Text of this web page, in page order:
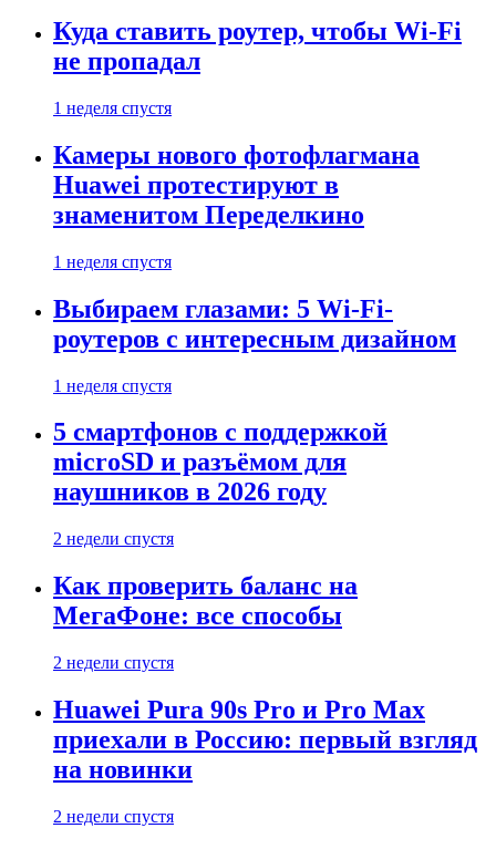
Куда ставить роутер, чтобы Wi-Fi
не пропадал
1 неделя спустя
Камеры нового фотофлагмана
Huawei протестируют в
знаменитом Переделкино
1 неделя спустя
Выбираем глазами: 5 Wi-Fi-
роутеров с интересным дизайном
1 неделя спустя
5 смартфонов с поддержкой
microSD и разъёмом для
наушников в 2026 году
2 недели спустя
Как проверить баланс на
МегаФоне: все способы
2 недели спустя
Huawei Pura 90s Pro и Pro Max
приехали в Россию: первый взгляд
на новинки
2 недели спустя